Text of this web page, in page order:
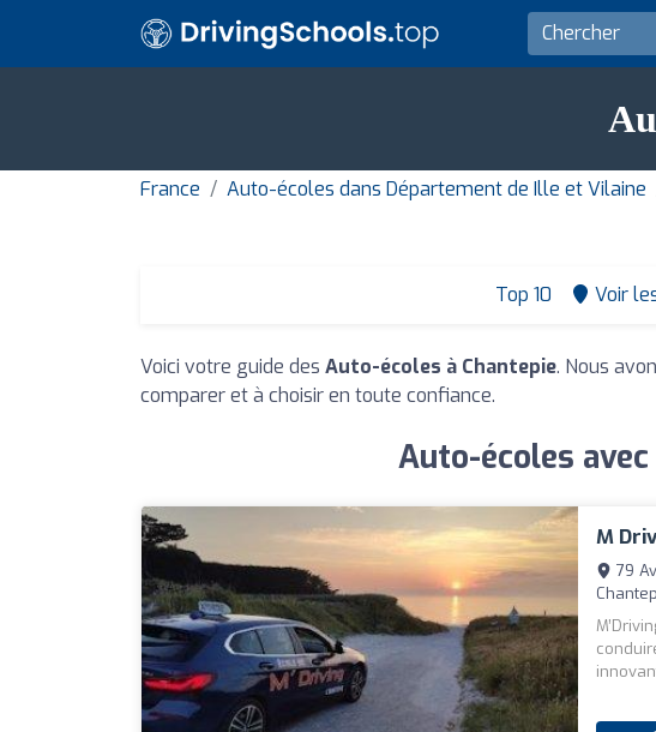
France Auto-écoles dans Département de Ille et Vilaine
Top 10 Voir
Voici votre guide des Auto-écoles à Chantepie. Nous
comparer et à choisir en toute confiance.
Auto-écoles
M
79